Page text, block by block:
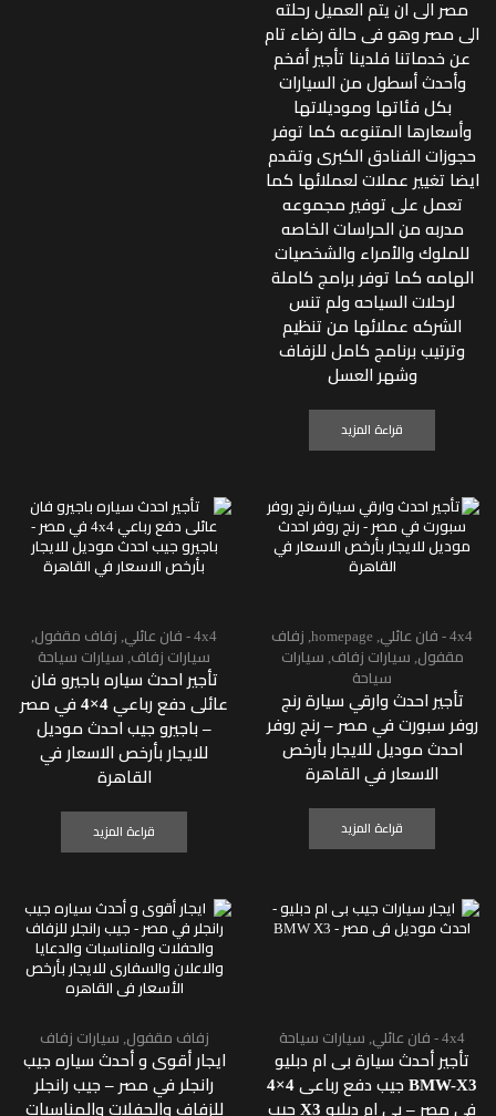
مصر الى ان يتم العميل رحلته
الى مصر وهو فى حالة رضاء تام
عن خدماتنا فلدينا تأجير أفخم
وأحدث أسطول من السيارات
بكل فئاتها وموديلاتها
وأسعارها المتنوعه كما توفر
حجوزات الفنادق الكبرى وتقدم
ايضا تغيير عملات لعملائها كما
تعمل على توفير مجموعه
مدربه من الحراسات الخاصه
للملوك والأمراء والشخصيات
الهامه كما توفر برامج كاملة
لرحلات السياحه ولم تنس
الشركه عملائها من تنظيم
وترتيب برنامج كامل للزفاف
وشهر العسل
قراءة المزيد
4x4 - فان عائلي ,
homepage
, زفاف
مقفول, سيارات زفاف, سيارات
سياحة
تأجير احدث وارقي سيارة رنج
روفر سبورت في مصر – رنج روفر
احدث موديل للايجار بأرخص
الاسعار في القاهرة
قراءة المزيد
4x4 - فان عائلي , زفاف مقفول,
سيارات زفاف, سيارات سياحة
تأجير احدث سياره باجيرو فان
عائلى دفع رباعي 4×4 في مصر
– باجيرو جيب احدث موديل
للايجار بأرخص الاسعار في
القاهرة
قراءة المزيد
4x4 - فان عائلي سيارات سياحة
تأجير أحدث سيارة بى ام دبليو
BMW-X3 جيب دفع رباعى 4×4
فى مصر – بى ام دبليو X3 جيب
زفاف مقفول سيارات زفاف
ايجار أقوى و أحدث سياره جيب
رانجلر في مصر – جيب رانجلر
للزفاف والحفلات والمناسبات